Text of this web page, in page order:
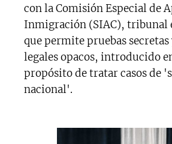
con la Comisión Especial de
Inmigración (SIAC),
que permite pruebas
legales opacos, introducido
propósito de tratar casos de
nacional'.